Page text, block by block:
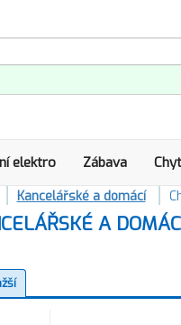
elektro Zábava
Kancelářské a domácí
A